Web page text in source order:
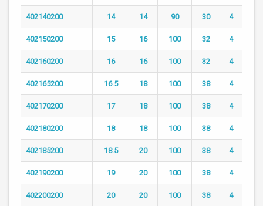
402140200 14 14 90 30 4
402150200 15 16 100 32 4
402160200 16 16 100 32 4
402165200 16.5 18 100 38 4
402170200 17 18 100 38 4
402180200 18 18 100 38 4
402185200 18.5 20 100 38 4
402190200 19 20 100 38 4
402200200 20 20 100 38 4